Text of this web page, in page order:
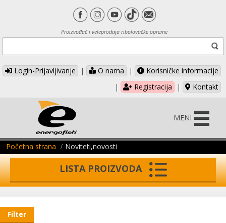
Proizvođač i veleprodaja ribolovačke opreme
Login-Prijavljivanje | O nama |
Korisničke informacije
|
Registracija | Kontakt
MENI
Početna strana Noviteti,novosti
LISTA PROIZVODA
Filter